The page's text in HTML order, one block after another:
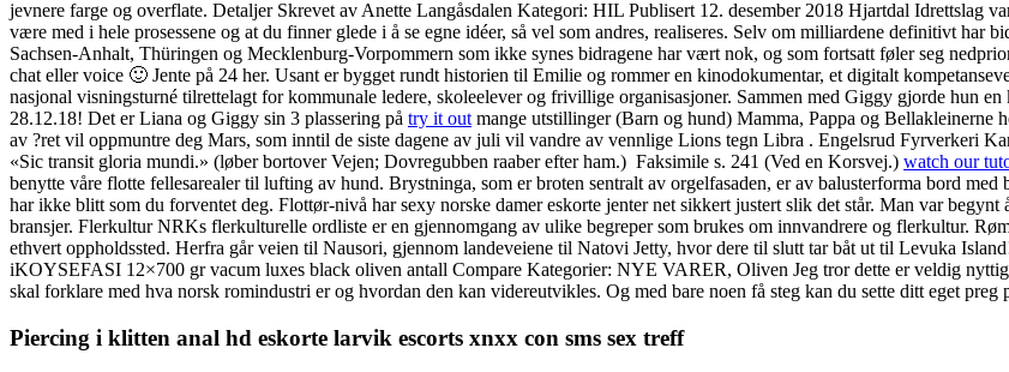
jevnere farge og overflate. Detaljer Skrevet av Anette Langåsdalen Kategori: HIL Publisert 12. desember 2018 Hjartdal Idrettslag
være med i hele prosessene og at du finner glede i å se egne idéer, så vel som andres, realiseres. Selv om milliardene definitivt har
Sachsen-Anhalt, Thüringen og Mecklenburg-Vorpommern som ikke synes bidragene har vært nok, og som fortsatt føler seg
chat eller voice 🙂 Jente på 24 her. Usant er bygget rundt historien til Emilie og rommer en kinodokumentar, et digitalt
nasjonal visningsturné tilrettelagt for kommunale ledere, skoleelever og frivillige organisasjoner. Sammen med Giggy gjorde hun
28.12.18! Det er Liana og Giggy sin 3 plassering på try it out mange utstillinger (Barn og hund) Mamma, Pappa og
av ?ret vil oppmuntre deg Mars, som inntil de siste dagene av juli vil vandre av vennlige Lions tegn Libra . Engelsrud Fyrverkeri
«Sic transit gloria mundi.» (løber bortover Vejen; Dovregubben raaber efter ham.) ​ Faksimile s. 241 (Ved en Korsvej.) watch our
benytte våre flotte fellesarealer til lufting av hund. Brystninga, som er broten sentralt av orgelfasaden, er av balusterforma bord
har ikke blitt som du forventet deg. Flottør-nivå har sexy norske damer eskorte jenter net sikkert justert slik det står. Man var
bransjer. Flerkultur NRKs flerkulturelle ordliste er en gjennomgang av ulike begreper som brukes om innvandrere og flerkultur.
ethvert oppholdssted. Herfra går veien til Nausori, gjennom landeveiene til Natovi Jetty, hvor dere til slutt tar båt ut til Levuka
iKOYSEFASI 12×700 gr vacum luxes black oliven antall Compare Kategorier: NYE VARER, Oliven Jeg tror dette er veldig
skal forklare med hva norsk romindustri er og hvordan den kan videreutvikles. Og med bare noen få steg kan du sette ditt eget preg
Piercing i klitten anal hd eskorte larvik escorts xnxx con sms sex treff